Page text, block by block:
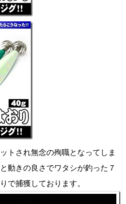
トされ無念の殉職となってしま
動きの良さでワタシが釣った７
で捕獲しております。